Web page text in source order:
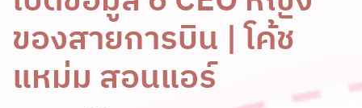
ของสายการบิน | โค้ช
แหม่ม สอนแอร์